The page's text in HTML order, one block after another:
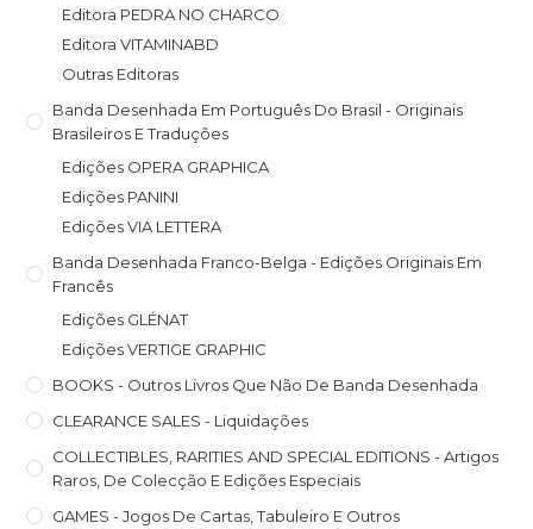
Editora PEDRA NO CHARCO
Editora VITAMINABD
Outras Editoras
Banda Desenhada Em Português Do Brasil - Originais
Brasileiros E Traduções
Edições OPERA GRAPHICA
Edições PANINI
Edições VIA LETTERA
Banda Desenhada Franco-Belga - Edições Originais Em
Francês
Edições GLÉNAT
Edições VERTIGE GRAPHIC
BOOKS - Outros Livros Que Não De Banda Desenhada
CLEARANCE SALES - Liquidações
COLLECTIBLES, RARITIES AND SPECIAL EDITIONS - Artigos
Raros, De Colecção E Edições Especiais
GAMES - Jogos De Cartas, Tabuleiro E Outros